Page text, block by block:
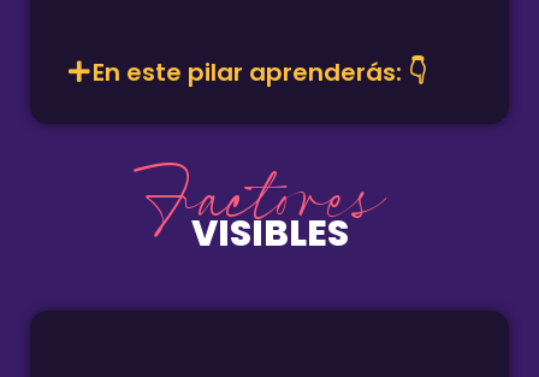
En este pilar aprenderás: 👇
Factores
VISIBLES